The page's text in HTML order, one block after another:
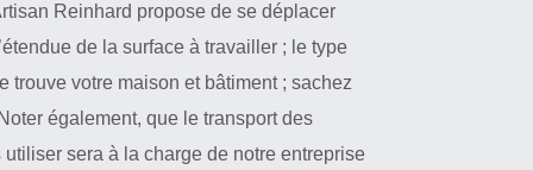
Reinhard propose de se déplacer
de la surface à travailler ; le type
trouve votre maison et bâtiment ; sachez
également, que le transport des
sera à la charge de notre entreprise